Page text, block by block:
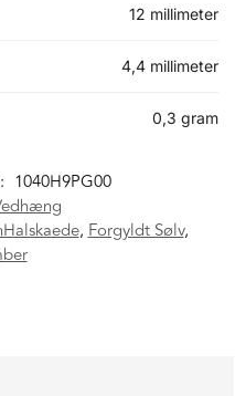
12 millimeter
4,4 millimeter
0,3 gram
1040H9PG00
, Forgyldt Sølv,